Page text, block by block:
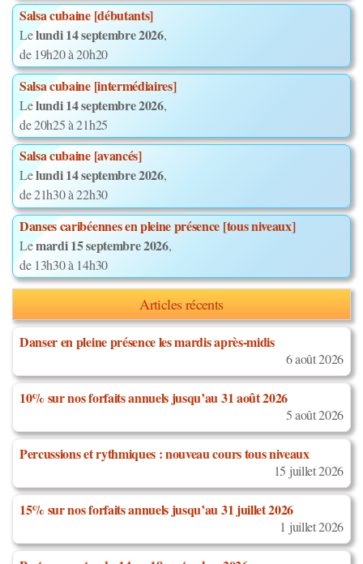
Salsa cubaine [débutants]
Lelundi 14 septembre 2026,
de 19h20 à 20h20
Salsa cubaine [intermédiaires]
Lelundi 14 septembre 2026,
de 20h25 à 21h25
Salsa cubaine [avancés]
Lelundi 14 septembre 2026,
de 21h30 à 22h30
Danses caribéennes en pleine présence [tous niveaux]
Lemardi 15 septembre 2026,
de 13h30 à 14h30
Articles récents
Danser en pleine présence les mardis après-midis
6 août 2026
10% sur nos forfaits annuels jusqu’au 31 août 2026
5 août 2026
Percussions et rythmiques : nouveau cours tous niveaux
15 juillet 2026
15% sur nos forfaits annuels jusqu’au 31 juillet 2026
1 juillet 2026